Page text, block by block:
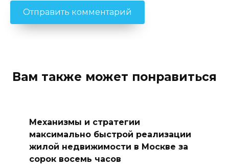
Вам также может понравиться
Механизмы и стратегии
максимально быстрой реализации
жилой недвижимости в Москве за
сорок восемь часов